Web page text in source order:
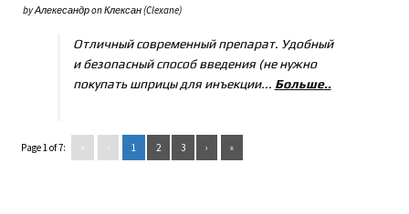
byАлекесандрonКлексан (Clexane)
Отличный современный препарат. Удобный
и безопасный способ введения (не нужно
покупать шприцы для инъекции... Больше..
Page 1 of 7: ‹ 1 2 3 › »